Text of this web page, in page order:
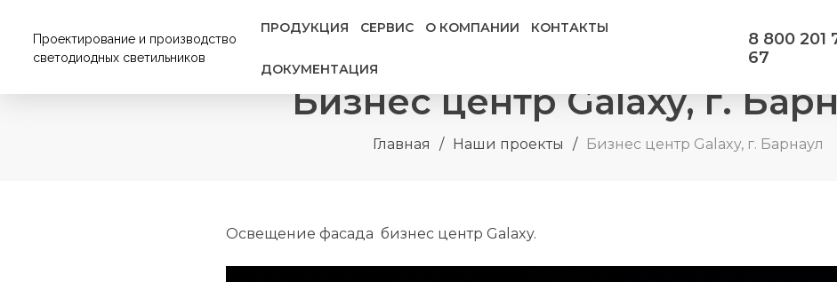
Проектирование и производство
светодиодных светильников
ПРОДУКЦИЯ СЕРВИС О КОМПАНИИ КОНТАКТЫ
ДОКУМЕНТАЦИЯ
8 800 201
67
Бизнес центр Galaxy, г.
Главная / Наши проекты / Бизнес центр Galaxy, г. Барнаул
Освещение фасада бизнес центр Galaxy.